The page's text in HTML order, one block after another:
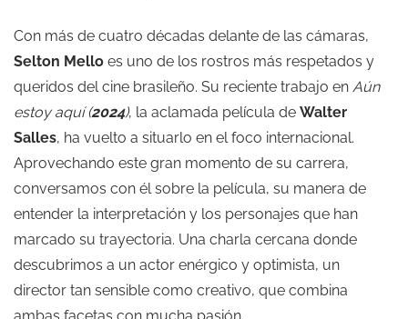
Con más de cuatro décadas delante de las cámaras,
Selton Mello es uno de los rostros más respetados y
queridos del cine brasileño. Su reciente trabajo en Aún
estoy aquí(2024), la aclamada película de Walter
Salles, ha vuelto a situarlo en el foco internacional.
Aprovechando este gran momento de su carrera,
conversamos con él sobre la película, su manera de
entender la interpretación y los personajes que han
marcado su trayectoria. Una charla cercana donde
descubrimos a un actor enérgico y optimista, un
director tan sensible como creativo, que combina
ambas facetas con mucha pasión.